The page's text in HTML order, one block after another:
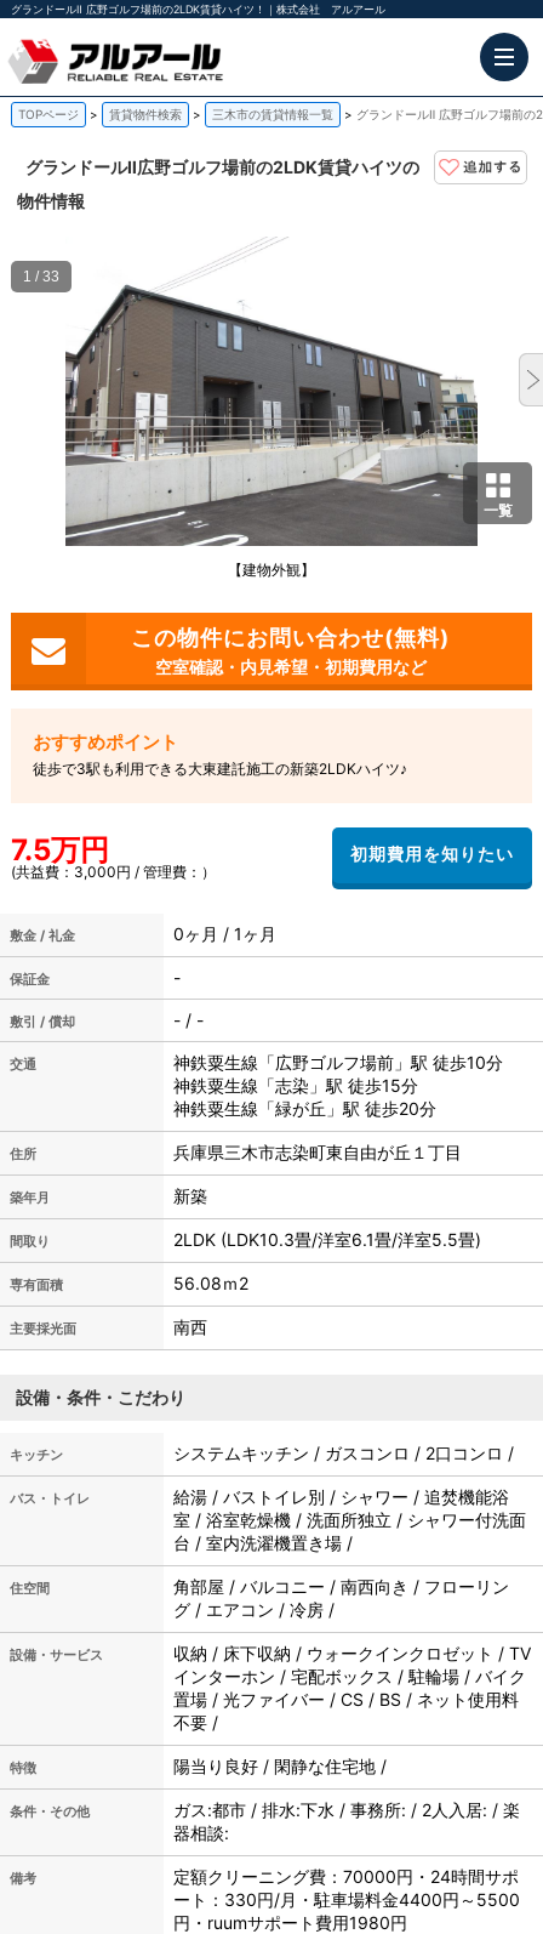
グランドールⅡ 広野ゴルフ場前の2LDK賃貸ハイツ！｜株式会社 アルアール
TOPページ 賃貸物件検索 三木市の賃貸情報一覧 グランドールⅡ 広野ゴルフ場前の
グランドールⅡ広野ゴルフ場前の2LDK賃貸ハイツの
物件情報
一覧
【建物外観】
1 / 33
空室確認・内見希望・初期費用など
徒歩で3駅も利用できる大東建託施工の新築2LDKハイツ♪
7.5万円
(共益費：3,000円 / 管理費：）
敷金 / 礼金 0ヶ月 / 1ヶ月
保証金 -
敷引 / 償却 - / -
交通
神鉄粟生線「広野ゴルフ場前」駅 徒歩10分
神鉄粟生線「志染」駅 徒歩15分
神鉄粟生線「緑が丘」駅 徒歩20分
住所 兵庫県三木市志染町東自由が丘１丁目
築年月 新築
間取り 2LDK (LDK10.3畳/洋室6.1畳/洋室5.5畳)
専有面積 56.08ｍ2
主要採光面 南西
設備・条件・こだわり
キッチン システムキッチン / ガスコンロ / 2口コンロ /
バス・トイレ
給湯 / バストイレ別 / シャワー / 追焚機能浴
室 / 浴室乾燥機 / 洗面所独立 / シャワー付洗面
台 / 室内洗濯機置き場 /
住空間
角部屋 / バルコニー / 南西向き / フローリン
グ / エアコン / 冷房 /
設備・サービス
収納 / 床下収納 / ウォークインクロゼット / TV
インターホン / 宅配ボックス / 駐輪場 / バイク
置場 / 光ファイバー / CS / BS / ネット使用料
不要 /
特徴 陽当り良好 / 閑静な住宅地 /
条件・その他
ガス:都市 / 排水:下水 / 事務所: / 2人入居: / 楽
器相談:
備考
定額クリーニング費：70000円・24時間サポ
ート：330円/月・駐車場料金4400円～5500
円・ruumサポート費用1980円